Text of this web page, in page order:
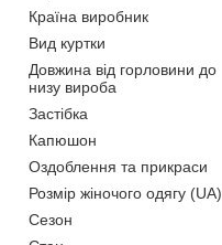
Країна виробник
Вид куртки
Довжина від горловини до
низу вироба
Застібка
Капюшон
Оздоблення та прикраси
Розмір жіночого одягу (UA)
Сезон